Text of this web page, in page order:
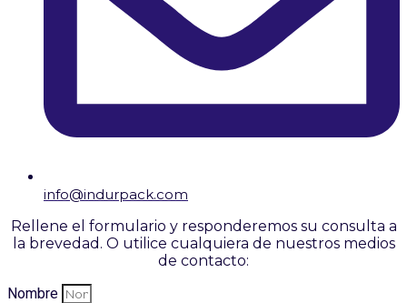
info@indurpack.com
Rellene el formulario y responderemos su consulta a
la brevedad. O utilice cualquiera de nuestros medios
de contacto:
Nombre